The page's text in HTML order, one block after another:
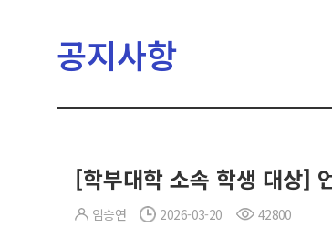
공지사항
[학부대학 소속 학생 대상]
임승연 2026-03-20 42800